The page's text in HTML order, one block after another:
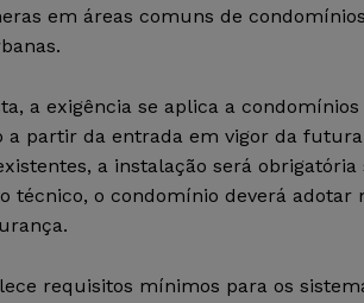
em áreas comuns de condomínios
a exigência se aplica a condomínios
a partir da entrada em vigor da futura
a instalação será
técnico, o condomínio deverá
requisitos mínimos para os